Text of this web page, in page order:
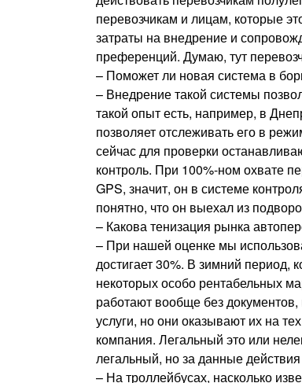
перевозчикам и лицам, которые
затраты на внедрение и
преференций. Думаю, тут
– Поможет ли новая система в
– Внедрение такой системы
такой опыт есть, например, в
позволяет отслеживать его в
сейчас для проверки
контроль. При 100%-ном охвате
GPS, значит, он в системе
понятно, что он выехал из
– Какова тенизация рынка
– При нашей оценке мы
достигает 30%. В зимний период,
некоторых особо рентабельных
работают вообще без
услуги, но они оказывают их на
компания. Легальный это или
легальный, но за данные
– На троллейбусах, насколько